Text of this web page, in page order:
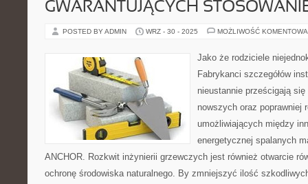
GWARANTUJĄCYCH
POSTED BY ADMIN WRZ - 30 - 2025 MOŻLIWOŚĆ
Jako że rodziciele
Fabrykanci szczegółów
nieustannie prześcigają
nowszych oraz poprawniej
umożliwiających między
energetycznej spalanych
ANCHOR. Rozkwit inżynierii grzewczych jest również otwarcie
ochronę środowiska naturalnego. By zmniejszyć ilość